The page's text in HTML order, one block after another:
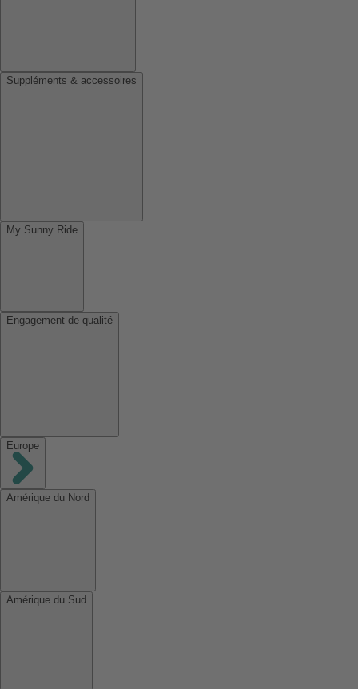
Suppléments & accessoires
My Sunny Ride
Engagement de qualité
Europe
Amérique du Nord
Amérique du Sud